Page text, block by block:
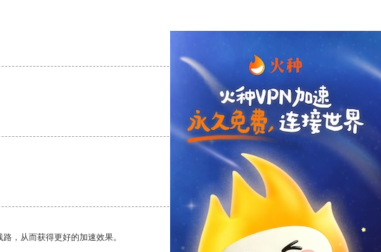
支持 [0] 反对[0]
支持[0] 反对
，从而获得更好的加速效果。